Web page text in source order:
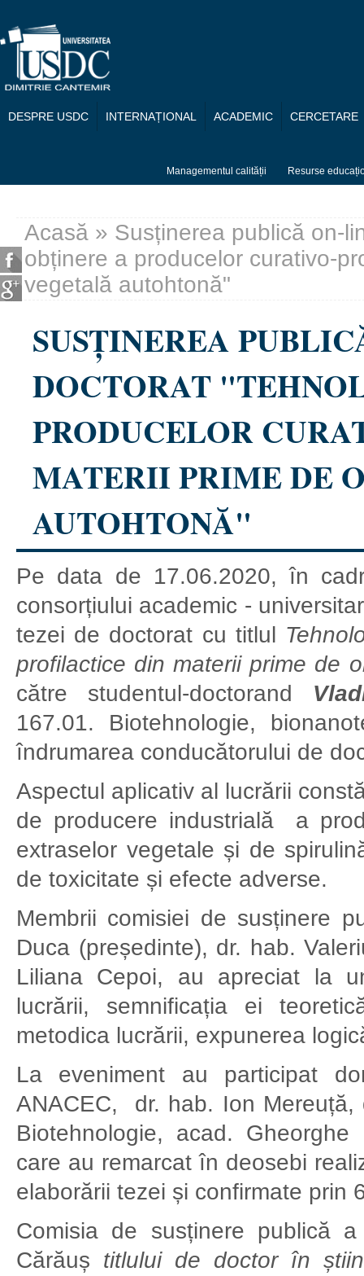
DESPRE USDC INTERNAȚIONAL ACADEMIC CERCETARE
Managementul calității Resurse
Eşti aici
Acasă » Susținerea publică on-
obținere a producelor curativo-
vegetală autohtonă"
SUSȚINEREA
DOCTORAT
PRODUCELOR
MATERII PRIME DE
AUTOHTONĂ"
Pe data de 17.06.2020, în
consorțiului academic -
tezei de doctorat cu titlul
profilactice din materii prime de
către studentul-doctorand
167.01. Biotehnologie,
îndrumarea conducătorului de
Aspectul aplicativ al lucrării
de producere industrială a
extraselor vegetale și de
de toxicitate și efecte adverse.
Membrii comisiei de susținere
Duca (președinte), dr. hab.
Liliana Cepoi, au apreciat la
lucrării, semnificația ei
metodica lucrării, expunerea
La eveniment au participat
ANACEC, dr. hab. Ion Mereuță,
Biotehnologie, acad.
care au remarcat în deosebi
elaborării tezei și confirmate prin
Comisia de susținere publică
Cărăuș titlului de doctor în